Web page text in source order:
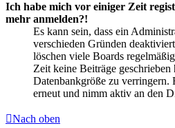
Ich habe mich vor einiger Zeit
mehr anmelden?!
Es kann sein, dass ein
verschieden Gründen
löschen viele Boards
Zeit keine Beiträge geschrieben
Datenbankgröße zu verringern.
erneut und nimm aktiv an den
Nach oben